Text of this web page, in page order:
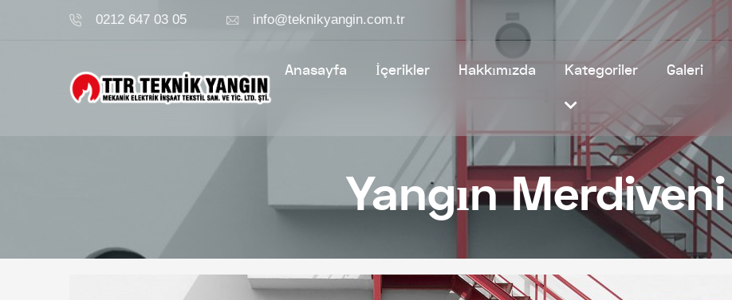
0212 647 03 05 info@teknikyangin.com.tr
Anasayfa İçerikler Hakkımızda Kategoriler Galeri
Yangın Merdiveni